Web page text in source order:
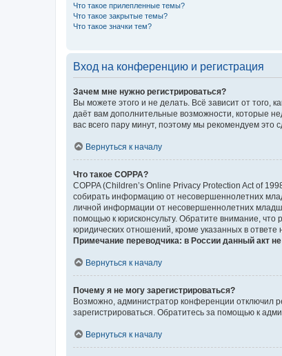
Что такое прилепленные темы?
Что такое закрытые темы?
Что такое значки тем?
Вход на конференцию и регистрация
Зачем мне нужно регистрироваться?
Вы можете этого и не делать. Всё зависит от
даёт вам дополнительные возможности, которые
вас всего пару минут, поэтому мы рекомендуем это
Вернуться к началу
Что такое COPPA?
COPPA (Children’s Online Privacy Protection Act of
собирать информацию от несовершеннолетних
личной информации от несовершеннолетних
помощью к юрисконсульту. Обратите внимание,
юридических отношений, кроме указанных в
Примечание переводчика: в России данный акт
Вернуться к началу
Почему я не могу зарегистрироваться?
Возможно, администратор конференции отключил
зарегистрироваться. Обратитесь за помощью к
Вернуться к началу